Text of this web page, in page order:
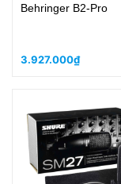
Behringer B2-Pro
3.927.000₫